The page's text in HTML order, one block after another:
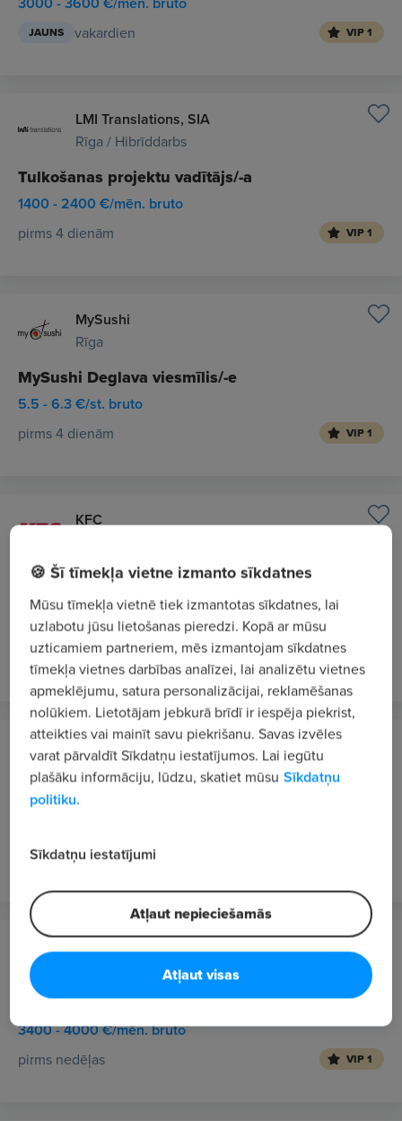
JAUNS vakardien VIP 1
LMI Translations, SIA
Rīga / Hibrīddarbs
Tulkošanas projektu vadītājs/-a
1400 - 2400 €/mēn. bruto
pirms 4 dienām VIP 1
MySushi
Rīga
MySushi Deglava viesmīlis/-e
5.5 - 6.3 €/st. bruto
pirms 4 dienām VIP 1
KFC
"KFC Akropole Rīga" meklē komandas
darbiniekus/-ces!
6.4 €/st. bruto
pirms 4 dienām VIP 1
Olympic Casino Latvia, SIA
Rīga
Viesmīlis/-e "Olympic Voodoo Casino"
pirms nedēļas
Rīga / Hibrīddarbs
Head Of Logistics
3400 - 4000 €/mēn. bruto
pirms nedēļas VIP 1
🍪 Šī tīmekļa vietne izmanto sīkdatnes
Mūsu tīmekļa vietnē tiek izmantotas sīkdatnes, lai
uzlabotu jūsu lietošanas pieredzi. Kopā ar mūsu
uzticamiem partneriem, mēs izmantojam sīkdatnes
tīmekļa vietnes darbības analīzei, lai analizētu vietnes
apmeklējumu, satura personalizācijai, reklamēšanas
nolūkiem. Lietotājam jebkurā brīdī ir iespēja piekrist,
atteikties vai mainīt savu piekrišanu. Savas izvēles
varat pārvaldīt Sīkdatņu iestatījumos. Lai iegūtu
plašāku informāciju, lūdzu, skatiet mūsu Sīkdatņu
politiku.
Sīkdatņu iestatījumi
Atļaut nepieciešamās
Atļaut visas